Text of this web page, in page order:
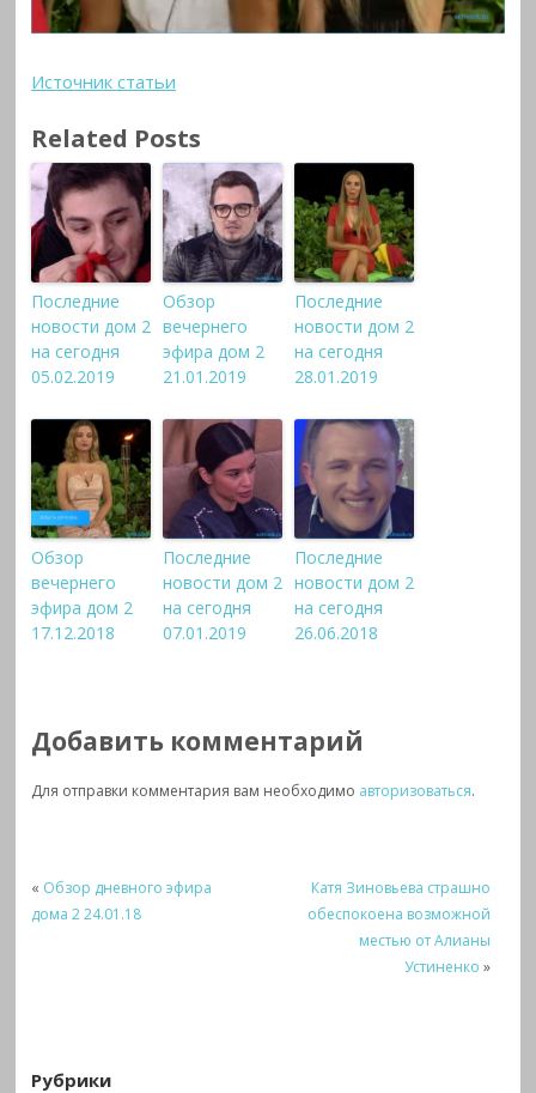
Источник статьи
Related Posts
Последние
новости дом 2
на сегодня
05.02.2019
Обзор
вечернего
эфира дом 2
21.01.2019
Последние
новости дом 2
на сегодня
28.01.2019
Обзор
вечернего
эфира дом 2
17.12.2018
Последние
новости дом 2
на сегодня
07.01.2019
Последние
новости дом 2
на сегодня
26.06.2018
Добавить комментарий
Для отправки комментария вам необходимо авторизоваться.
« Обзор дневного эфира
дома 2 24.01.18
Катя Зиновьева страшно
обеспокоена возможной
местью от Алианы
Устиненко »
Рубрики